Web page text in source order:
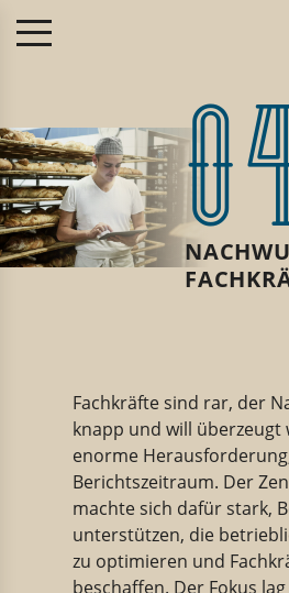
Fachkräfte sind rar, der
knapp und will überzeugt
enorme
Berichtszeitraum. Der
machte sich dafür stark,
unterstützen, die
zu optimieren und
beschaffen. Der Fokus